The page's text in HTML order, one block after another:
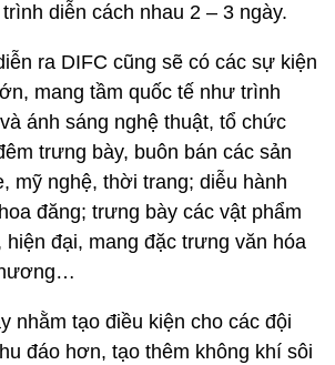
diễn cách nhau 2 – 3 ngày.
ra DIFC cũng sẽ có các sự kiện
mang tầm quốc tế như trình
ánh sáng nghệ thuật, tổ chức
trưng bày, buôn bán các sản
mỹ nghệ, thời trang; diễu hành
đăng; trưng bày các vật phẩm
hiện đại, mang đặc trưng văn hóa
nhằm tạo điều kiện cho các đội
đáo hơn, tạo thêm không khí sôi